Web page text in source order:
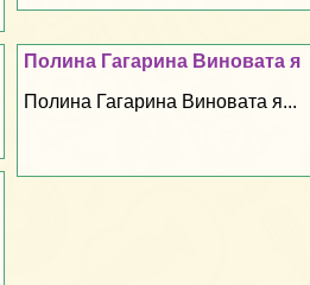
Полина Гагарина Виновата я
Полина Гагарина Виновата я...